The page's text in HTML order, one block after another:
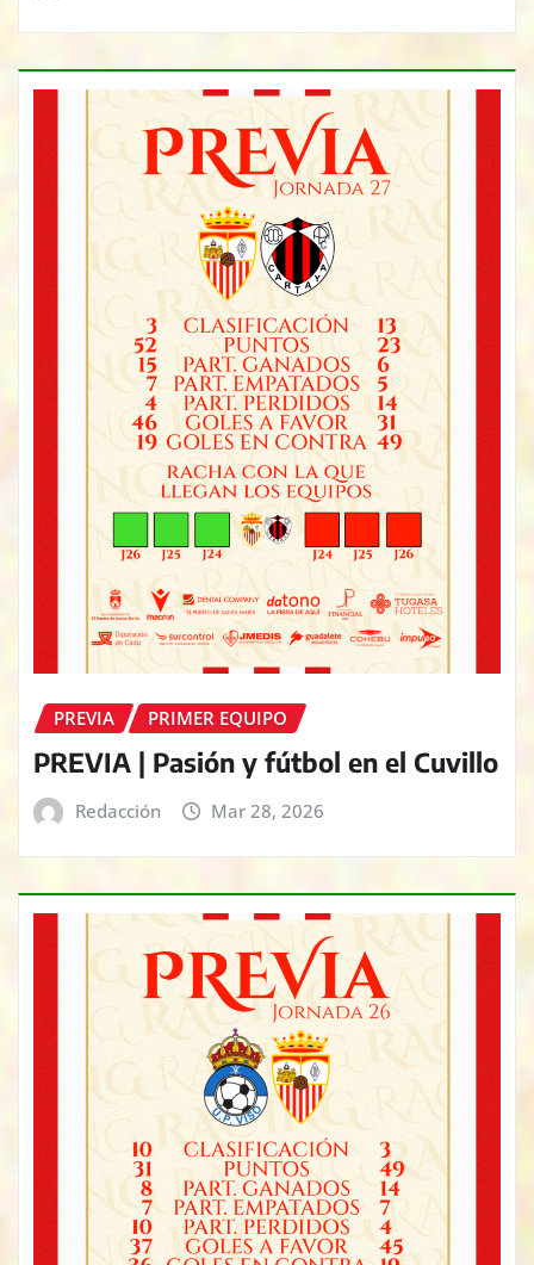
PREVIA PRIMER EQUIPO
PREVIA | Pasión y fútbol en el Cuvillo
Redacción Mar 28, 2026